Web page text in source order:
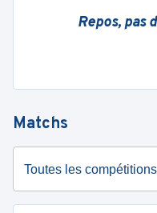
Repos, pas
Matchs
Toutes les compétitions